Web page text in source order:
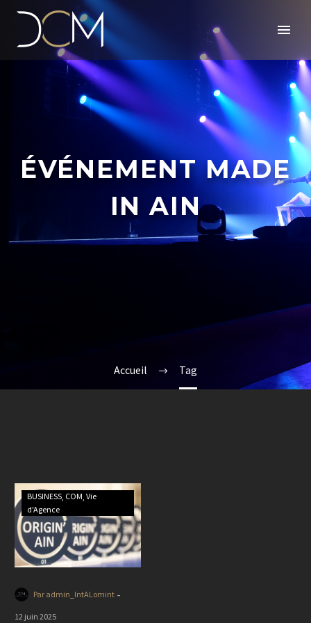
ÉVÉNEMENT MADE
IN AIN
Accueil Tag
BUSINESS COM Vie
d'Agence
Par admin_IntALomint -
12 juin 2025